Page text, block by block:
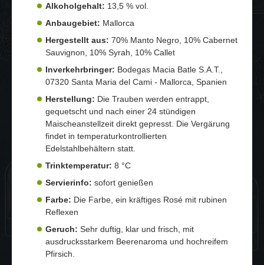
Alkoholgehalt: 13,5 % vol.
Anbaugebiet: Mallorca
Hergestellt aus: 70% Manto Negro, 10% Cabernet
Sauvignon, 10% Syrah, 10% Callet
Inverkehrbringer: Bodegas Macia Batle S.A.T.,
07320 Santa Maria del Cami - Mallorca, Spanien
Herstellung: Die Trauben werden entrappt,
gequetscht und nach einer 24 stündigen
Maischeanstellzeit direkt gepresst. Die Vergärung
findet in temperaturkontrollierten
Edelstahlbehältern statt.
Trinktemperatur: 8 °C
Servierinfo: sofort genießen
Farbe: Die Farbe, ein kräftiges Rosé mit rubinen
Reflexen
Geruch: Sehr duftig, klar und frisch, mit
ausdrucksstarkem Beerenaroma und hochreifem
Pfirsich.